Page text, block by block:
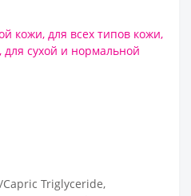
кожи, для всех типов кожи,
, для сухой и нормальной
Triglyceride,